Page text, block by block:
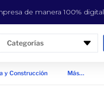
de manera 100% digital
Categorías
y Construcción Más…